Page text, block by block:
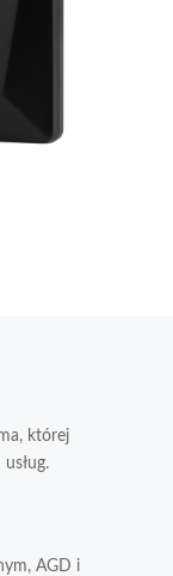
której
AGD i